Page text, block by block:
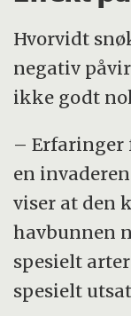
Maks
område.
mellom 50
Levetid:
Særtrekk:
grunn av
den kun
Hvorvidt
negativ
ikke godt
– Erfaringer
en
viser at den
havbunnen
spesielt
spesielt